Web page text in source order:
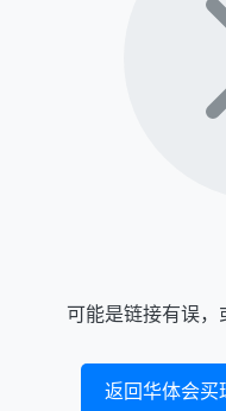
可能是链接有误，
返回华体会买